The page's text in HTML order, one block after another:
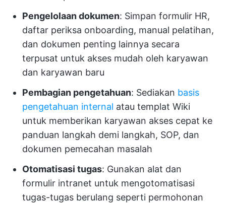
Pengelolaan dokumen: Simpan formulir HR,
daftar periksa onboarding, manual pelatihan,
dan dokumen penting lainnya secara
terpusat untuk akses mudah oleh karyawan
dan karyawan baru
Pembagian pengetahuan: Sediakan basis
pengetahuan internal atau templat Wiki
untuk memberikan karyawan akses cepat ke
panduan langkah demi langkah, SOP, dan
dokumen pemecahan masalah
Otomatisasi tugas: Gunakan alat dan
formulir intranet untuk mengotomatisasi
tugas-tugas berulang seperti permohonan